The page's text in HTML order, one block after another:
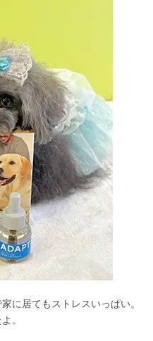
に居てもストレスいっぱい。
。